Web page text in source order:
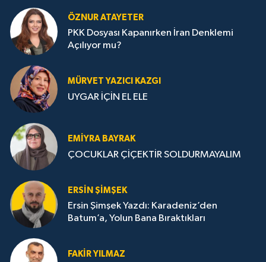
ÖZNUR ATAYETER
PKK Dosyası Kapanırken İran Denklemi
Açılıyor mu?
MÜRVET YAZICI KAZGI
UYGAR İÇİN EL ELE
EMIYRA BAYRAK
ÇOCUKLAR ÇİÇEKTİR SOLDURMAYALIM
ERSIN ŞIMŞEK
Ersin Şimşek Yazdı: Karadeniz’den
Batum’a, Yolun Bana Bıraktıkları
FAKIR YILMAZ